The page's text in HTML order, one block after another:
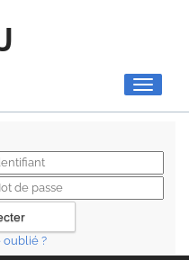
Toggle
oublié ?